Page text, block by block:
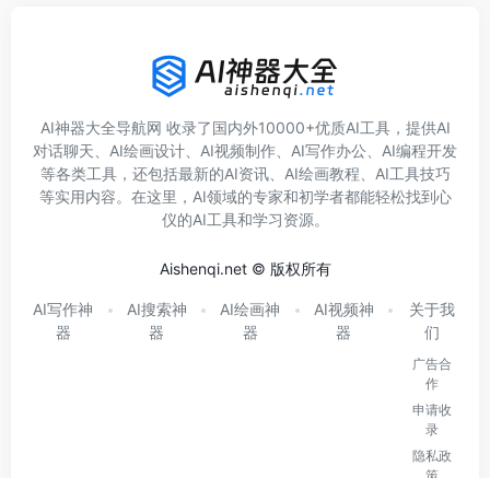
AI神器大全导航网 收录了国内外10000+优质AI工具，提供AI
对话聊天、AI绘画设计、AI视频制作、AI写作办公、AI编程开发
等各类工具，还包括最新的AI资讯、AI绘画教程、AI工具技巧
等实用内容。在这里，AI领域的专家和初学者都能轻松找到心
仪的AI工具和学习资源。
Aishenqi.net © 版权所有
AI写作神
器
AI搜索神
器
AI绘画神
器
AI视频神
器
关于我
们
广告合
作
申请收
录
隐私政